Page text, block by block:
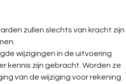
zullen slechts van kracht zijn
wijzigingen in de uitvoering
kennis zijn gebracht. Worden ze
van de wijziging voor rekening